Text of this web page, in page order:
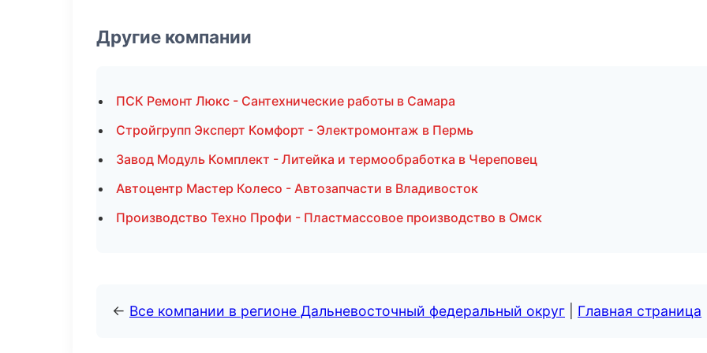
Другие компании
ПСК Ремонт Люкс - Сантехнические работы в Самара
Стройгрупп Эксперт Комфорт - Электромонтаж в Пермь
Завод Модуль Комплект - Литейка и термообработка в Череповец
Автоцентр Мастер Колесо - Автозапчасти в Владивосток
Производство Техно Профи - Пластмассовое производство в Омск
← Все компании в регионе Дальневосточный федеральный округ Главная страница